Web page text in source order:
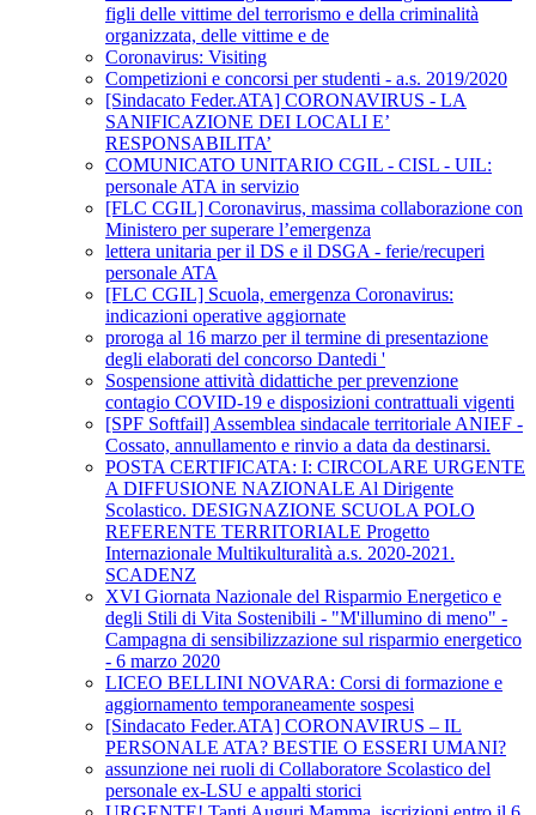
figli delle vittime del terrorismo e della criminalità
organizzata, delle vittime e de
Coronavirus: Visiting
Competizioni e concorsi per studenti - a.s. 2019/2020
[Sindacato Feder.ATA] CORONAVIRUS - LA
SANIFICAZIONE DEI LOCALI E’
RESPONSABILITA’
COMUNICATO UNITARIO CGIL - CISL - UIL:
personale ATA in servizio
[FLC CGIL] Coronavirus, massima collaborazione con
Ministero per superare l’emergenza
lettera unitaria per il DS e il DSGA - ferie/recuperi
personale ATA
[FLC CGIL] Scuola, emergenza Coronavirus:
indicazioni operative aggiornate
proroga al 16 marzo per il termine di presentazione
degli elaborati del concorso Dantedi '
Sospensione attività didattiche per prevenzione
contagio COVID-19 e disposizioni contrattuali vigenti
[SPF Softfail] Assemblea sindacale territoriale ANIEF -
Cossato, annullamento e rinvio a data da destinarsi.
POSTA CERTIFICATA: I: CIRCOLARE URGENTE
A DIFFUSIONE NAZIONALE Al Dirigente
Scolastico. DESIGNAZIONE SCUOLA POLO
REFERENTE TERRITORIALE Progetto
Internazionale Multikulturalità a.s. 2020-2021.
SCADENZ
XVI Giornata Nazionale del Risparmio Energetico e
degli Stili di Vita Sostenibili - "M'illumino di meno" -
Campagna di sensibilizzazione sul risparmio energetico
- 6 marzo 2020
LICEO BELLINI NOVARA: Corsi di formazione e
aggiornamento temporaneamente sospesi
[Sindacato Feder.ATA] CORONAVIRUS – IL
PERSONALE ATA? BESTIE O ESSERI UMANI?
assunzione nei ruoli di Collaboratore Scolastico del
personale ex-LSU e appalti storici